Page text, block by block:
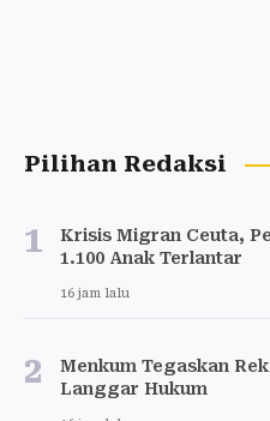
Pilihan Redaksi
1
Krisis Migran Ceuta,
1.100 Anak Terlantar
16 jam lalu
2
Menkum Tegaskan
Langgar Hukum